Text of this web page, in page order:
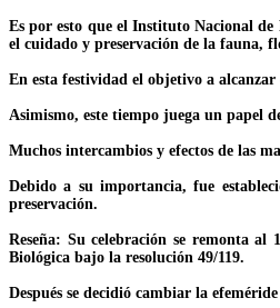
Es por esto que el Instituto Nacional
el cuidado y preservación de la fauna,
En esta festividad el objetivo a alcanzar
Asimismo, este tiempo juega un papel
Muchos intercambios y efectos de las
Debido a su importancia, fue
preservación.
Reseña: Su celebración se remonta
Biológica bajo la resolución 49/119.
Después se decidió cambiar la